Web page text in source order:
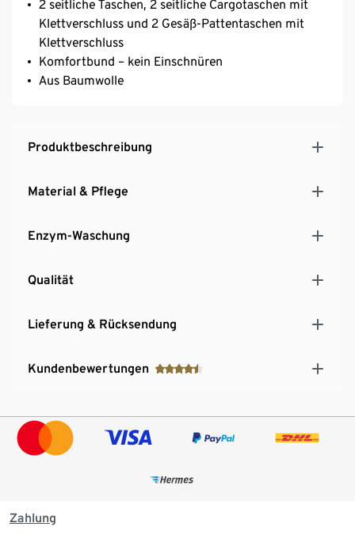
2 seitliche Taschen, 2 seitliche Cargotaschen mit
Klettverschluss und 2 Gesäß-Pattentaschen mit
Klettverschluss
Komfortbund – kein Einschnüren
Aus Baumwolle
Produktbeschreibung
Material & Pflege
Enzym-Waschung
Qualität
Lieferung & Rücksendung
Kundenbewertungen
Zahlung